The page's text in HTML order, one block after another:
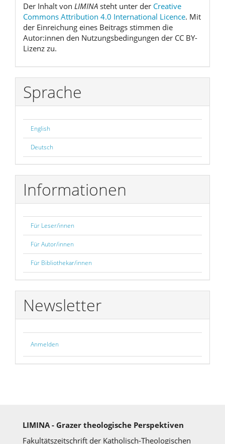
Der Inhalt von LIMINA steht unter der Creative
Commons Attribution 4.0 International Licence. Mit
der Einreichung eines Beitrags stimmen die
Autor:innen den Nutzungsbedingungen der CC BY-
Lizenz zu.
Sprache
English
Deutsch
Informationen
Für Leser/innen
Für Autor/innen
Für Bibliothekar/innen
Newsletter
Anmelden
LIMINA - Grazer theologische Perspektiven
Fakultätszeitschrift der Katholisch-Theologischen